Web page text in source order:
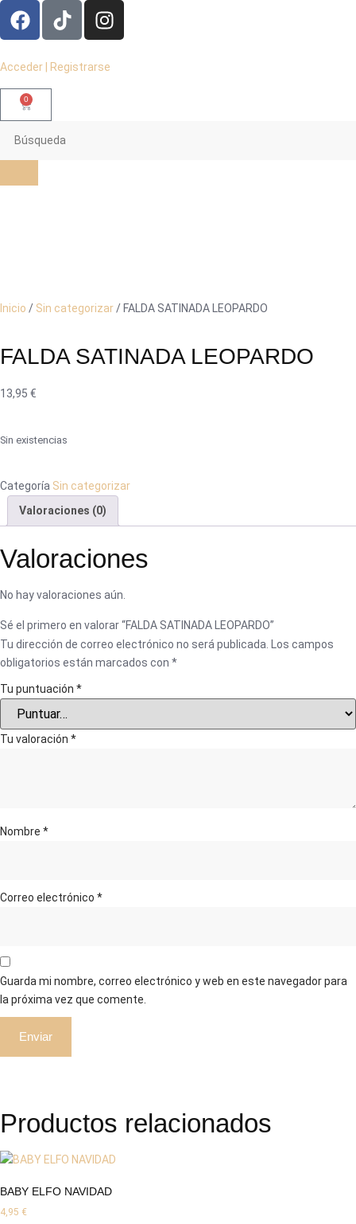
Acceder | Registrarse
0
Inicio / Sin categorizar/ FALDA SATINADA LEOPARDO
FALDA SATINADA LEOPARDO
13,95 €
Sin existencias
Categoría Sin categorizar
Valoraciones (0)
Valoraciones
No hay valoraciones aún.
Sé el primero en valorar “FALDA SATINADA LEOPARDO”
Tu dirección de correo electrónico no será publicada.
Los campos
obligatorios están marcados con *
Tu puntuación *
Tu valoración *
Nombre *
Correo electrónico *
Guarda mi nombre, correo electrónico y web en este navegador para
la próxima vez que comente.
Productos relacionados
BABY ELFO NAVIDAD
4,95 €